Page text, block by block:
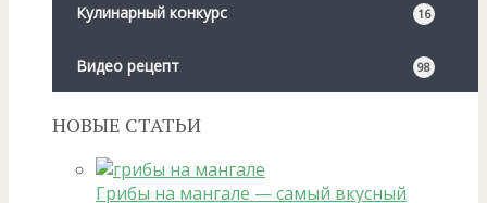
Кулинарный конкурс 16
Видео рецепт 98
НОВЫЕ СТАТЬИ
Грибы на мангале — самый вкусный